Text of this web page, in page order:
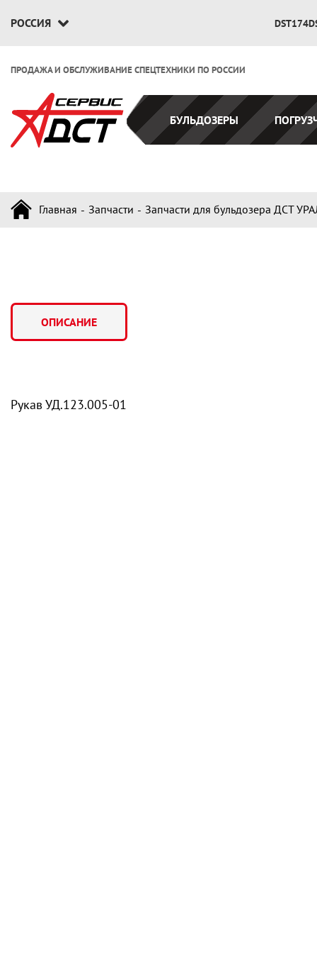
РОССИЯ
ПРОДАЖА И ОБСЛУЖИВАНИЕ СПЕЦТЕХНИКИ ПО РОССИИ
БУЛЬДОЗЕРЫ
Главная Запчасти Запчасти для бульдозера ДСТ
ОПИСАНИЕ
Рукав УД.123.005-01